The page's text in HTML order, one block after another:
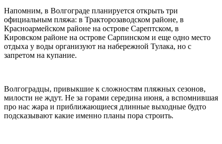
Напомним, в Волгограде планируется открыть три
официальным пляжа: в Тракторозаводском районе, в
Красноармейском районе на острове Сарептском, в
Кировском районе на острове Сарпинском и еще одно место
отдыха у воды организуют на набережной Тулака, но с
запретом на купание.
Волгоградцы, привыкшие к сложностям пляжных сезонов,
милости не ждут. Не за горами середина июня, а вспомнившая
про нас жара и приближающиеся длинные выходные будто
подсказывают какие именно планы пора строить.